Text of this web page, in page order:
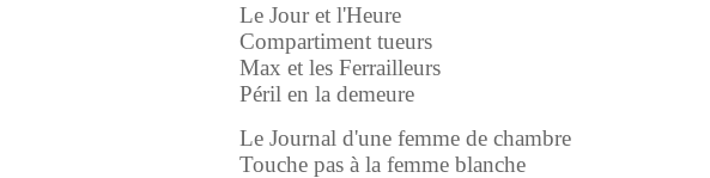
Le Jour et l'Heure
Compartiment tueurs
Max et les Ferrailleurs
Péril en la demeure
Le Journal d'une femme de chambre
Touche pas à la femme blanche